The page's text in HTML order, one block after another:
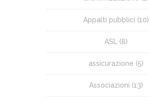
Appalti pubblici (10)
ASL (8)
assicurazione (5)
Associazioni (13)